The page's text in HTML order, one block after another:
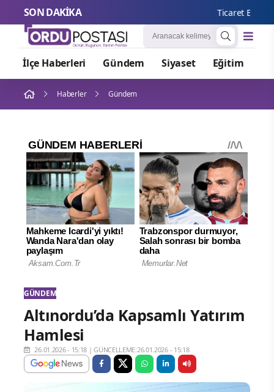
SON DAKİKA Ticaret
İlçe Haberleri Gündem Siyaset Eğitim
Haberler Gündem
GÜNDEM
Altınordu’da Kapsamlı Yatırım
Hamlesi
26.01.2026 - 15:18 |GÜNCELLEME:26.01.2026 - 15:18